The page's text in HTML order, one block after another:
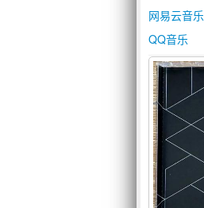
网易云音乐
QQ音乐